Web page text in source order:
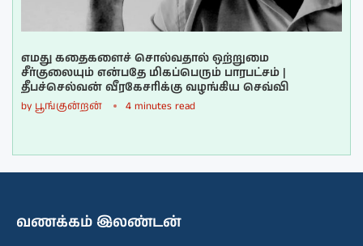
எமது கதைகளைச் சொல்வதால் ஒற்றுமை
சீர்குலையும் என்பதே மிகப்பெரும் பாரபட்சம் |
தீபச்செல்வன் வீரகேசரிக்கு வழங்கிய செவ்வி
by பூங்குன்றன் 4 minutes read
வணக்கம் இலண்டன்